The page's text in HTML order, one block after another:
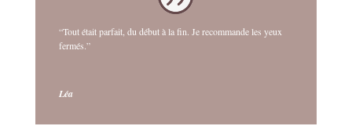
“Tout était parfait, du début à la fin. Je recommande les yeux
fermés.”
Léa